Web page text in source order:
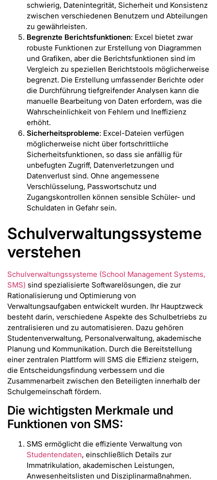
schwierig, Datenintegrität, Sicherheit und Konsistenz
zwischen verschiedenen Benutzern und Abteilungen
zu gewährleisten.
Begrenzte Berichtsfunktionen: Excel bietet zwar
robuste Funktionen zur Erstellung von Diagrammen
und Grafiken, aber die Berichtsfunktionen sind im
Vergleich zu speziellen Berichtstools möglicherweise
begrenzt. Die Erstellung umfassender Berichte oder
die Durchführung tiefgreifender Analysen kann die
manuelle Bearbeitung von Daten erfordern, was die
Wahrscheinlichkeit von Fehlern und Ineffizienz
erhöht.
Sicherheitsprobleme: Excel-Dateien verfügen
möglicherweise nicht über fortschrittliche
Sicherheitsfunktionen, so dass sie anfällig für
unbefugten Zugriff, Datenverletzungen und
Datenverlust sind. Ohne angemessene
Verschlüsselung, Passwortschutz und
Zugangskontrollen können sensible Schüler- und
Schuldaten in Gefahr sein.
Schulverwaltungssysteme
verstehen
Schulverwaltungssysteme (School Management Systems,
SMS) sind spezialisierte Softwarelösungen, die zur
Rationalisierung und Optimierung von
Verwaltungsaufgaben entwickelt wurden. Ihr Hauptzweck
besteht darin, verschiedene Aspekte des Schulbetriebs zu
zentralisieren und zu automatisieren. Dazu gehören
Studentenverwaltung, Personalverwaltung, akademische
Planung und Kommunikation. Durch die Bereitstellung
einer zentralen Plattform will SMS die Effizienz steigern,
die Entscheidungsfindung verbessern und die
Zusammenarbeit zwischen den Beteiligten innerhalb der
Schulgemeinschaft fördern.
Die wichtigsten Merkmale und
Funktionen von SMS:
SMS ermöglicht die effiziente Verwaltung von
Studentendaten, einschließlich Details zur
Immatrikulation, akademischen Leistungen,
Anwesenheitslisten und Disziplinarmaßnahmen.